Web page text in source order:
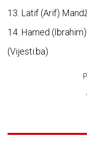
13. Latif (Arif)
14. Hamed
(Vijesti.ba)